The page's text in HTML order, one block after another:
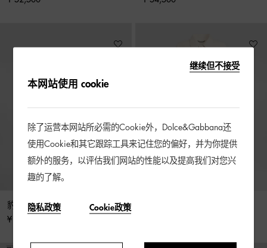
豹纹小马皮衬衫式夹克
¥ 171,000
继续但不接受
本网站使用 cookie
除了运营本网站所必需的Cookie外，Dolce&Gabbana还
使用Cookie和其它跟踪工具来记住您的偏好，并为你提供
额外的服务，以评估我们网站的性能以及提高我们对您兴
趣的了解。
隐私政策 Cookie政策